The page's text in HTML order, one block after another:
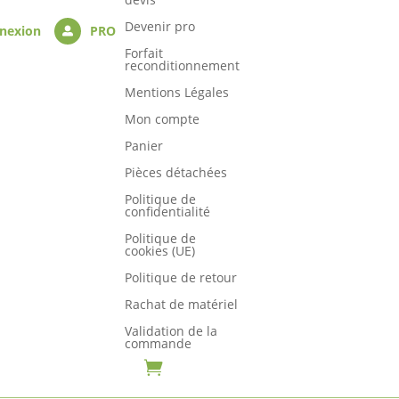
 PRO
Devenir pro
Forfait
reconditionnement
Mentions Légales
Mon compte
Panier
Pièces détachées
Politique de
confidentialité
Politique de
cookies (UE)
Politique de retour
Rachat de matériel
Validation de la
commande
